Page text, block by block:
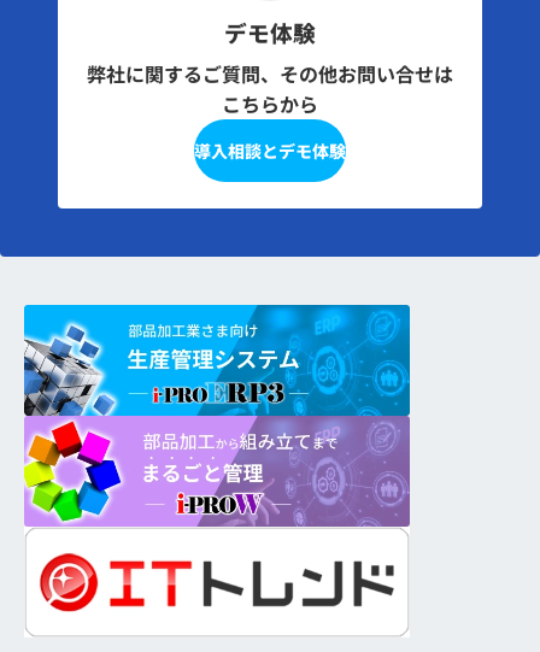
デモ体験
弊社に関するご質問、その他お問い合せは
こちらから
導入相談とデモ体験